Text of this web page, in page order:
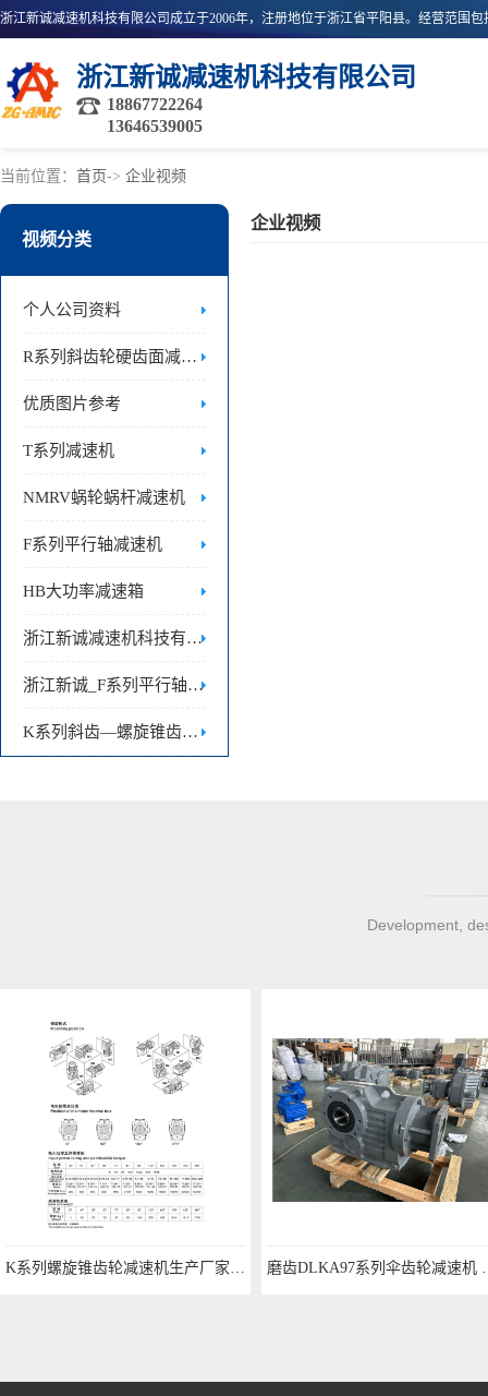
浙江新诚减速机科技有限公司
18867722264
13646539005
当前位置： 首页-> 企业视频
视频分类
个人公司资料
R系列斜齿轮硬齿面减速机
优质图片参考
T系列减速机
NMRV蜗轮蜗杆减速机
F系列平行轴减速机
HB大功率减速箱
浙江新诚减速机科技有限公司|HB大功率齿轮箱
浙江新诚_F系列平行轴减速机
K系列斜齿—螺旋锥齿轮减速机
企业视频
Development,
磨齿DLKA97系列伞齿轮减速机 现货加工